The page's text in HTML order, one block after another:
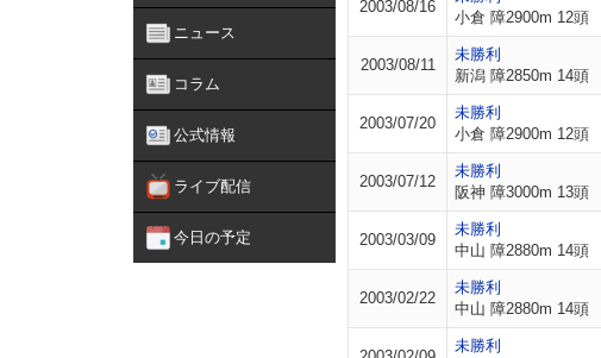
ニュース
コラム
公式情報
ライブ配信
今日の予定
2003/08/16
小倉 障2900m 12頭
2003/08/11
未勝利
新潟 障2850m 14頭
2003/07/20
未勝利
小倉 障2900m 12頭
2003/07/12
未勝利
阪神 障3000m 13頭
2003/03/09
未勝利
中山 障2880m 14頭
2003/02/22
未勝利
中山 障2880m 14頭
未勝利